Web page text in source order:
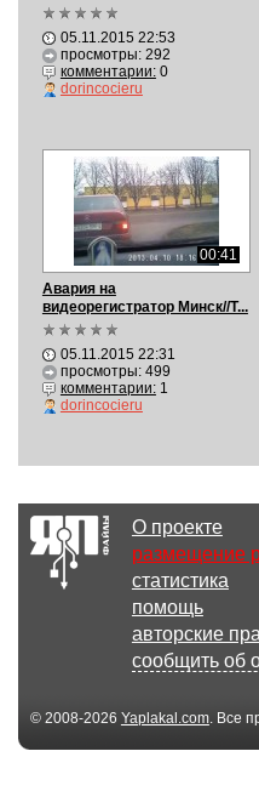
05.11.2015 22:53
просмотры: 292
комментарии:0
dorincocieru
00:41
Авария на
видеорегистратор Минск//T...
05.11.2015 22:31
просмотры: 499
комментарии:1
dorincocieru
О проекте
размещение
статистика
помощь
авторские
сообщить об
© 2008-2026 Yaplakal.com. Все